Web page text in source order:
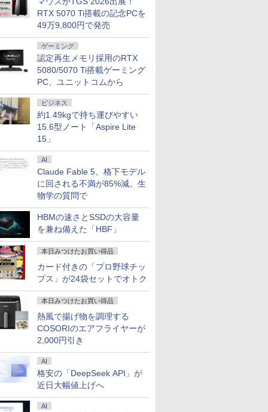
RTX 5070 Ti搭載の記念PCを
49万9,800円で発売
ゲーミング
認定再生メモリ採用のRTX
5080/5070 Ti搭載ゲーミング
PC、ユニットコムから
ビジネス
約1.49kgで持ち運びやすい
15.6型ノート「Aspire Lite
15」
AI
Claude Fable 5、格下モデル
に回される不満が85%減。生
物学の質問で
HBMの速さとSSDの大容量
を兼ね備えた「HBF」
本日みつけたお買い得品
カード付きの「プロ野球チッ
プス」が24袋セットでオトク
本日みつけたお買い得品
熱風で揚げ物を調理する
COSORIのエアフライヤーが
2,000円引き
AI
格安の「DeepSeek API」が
近日大幅値上げへ
AI